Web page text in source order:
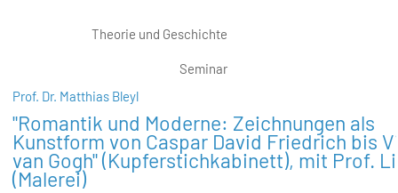
Theorie und Geschichte
Seminar
Prof. Dr. Matthias Bleyl
"Romantik und Moderne: Zeichnungen als
Kunstform von Caspar David Friedrich bis
van Gogh" (Kupferstichkabinett), mit Prof.
(Malerei)